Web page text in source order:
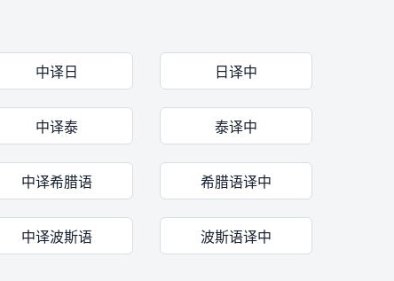
中译日 日译中
中译泰 泰译中
中译希腊语 希腊语译中
中译波斯语 波斯语译中